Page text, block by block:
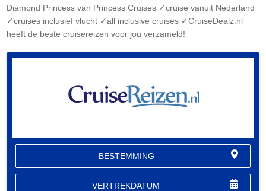
Diamond Princess van Princess Cruises ✓cruise vanuit Nederland
✓cruises inclusief vlucht ✓all inclusive cruises ✓CruiseDealz.nl
heeft de beste cruisereizen voor jou verzameld!
BESTEMMING
VERTREKDATUM